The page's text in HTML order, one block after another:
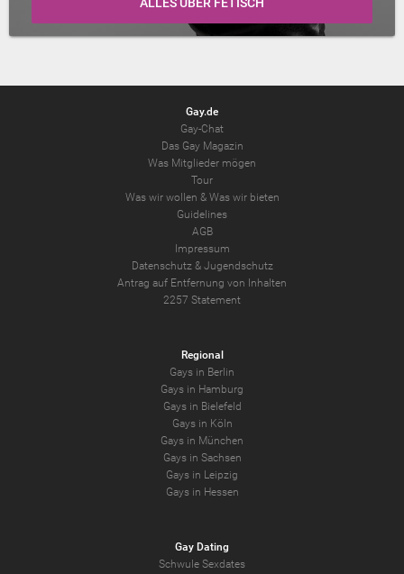
ALLES ÜBER FETISCH
Gay.de
Gay-Chat
Das Gay Magazin
Was Mitglieder mögen
Tour
Was wir wollen & Was wir bieten
Guidelines
AGB
Impressum
Datenschutz& Jugendschutz
Antrag auf Entfernung von Inhalten
2257 Statement
Regional
Gays in Berlin
Gays in Hamburg
Gays in Bielefeld
Gays in Köln
Gays in München
Gays in Sachsen
Gays in Leipzig
Gays in Hessen
Gay Dating
Schwule Sexdates